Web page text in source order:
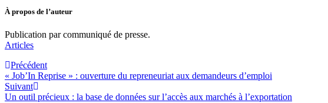
À propos de l’auteur
Publication par communiqué de presse.
Articles
Précédent
« Job’In Reprise » : ouverture du repreneuriat aux demandeurs d’emploi
Suivant
Un outil précieux : la base de données sur l’accès aux marchés à l’exportation